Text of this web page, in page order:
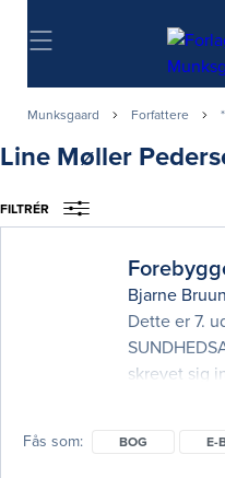
Søg
Munksgaard Forfattere *
Line Møller
FILTRÉR
Bjarne
Dette er 7.
skrevet sig
periode på
Fås som BOG E-